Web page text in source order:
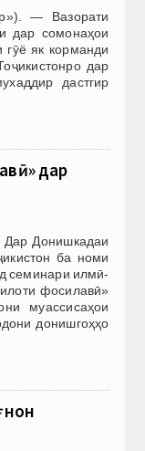
— Вазорати
дар сомонаҳои
як корманди
дар
дастгир
дар
Донишкадаи
ба номи
семинари илмӣ-
фосилавӣ»
муассисаҳои
донишгоҳҳо